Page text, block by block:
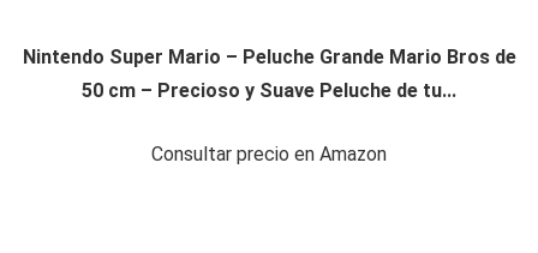
Nintendo Super Mario – Peluche Grande Mario Bros de
50 cm – Precioso y Suave Peluche de tu...
Consultar precio en Amazon